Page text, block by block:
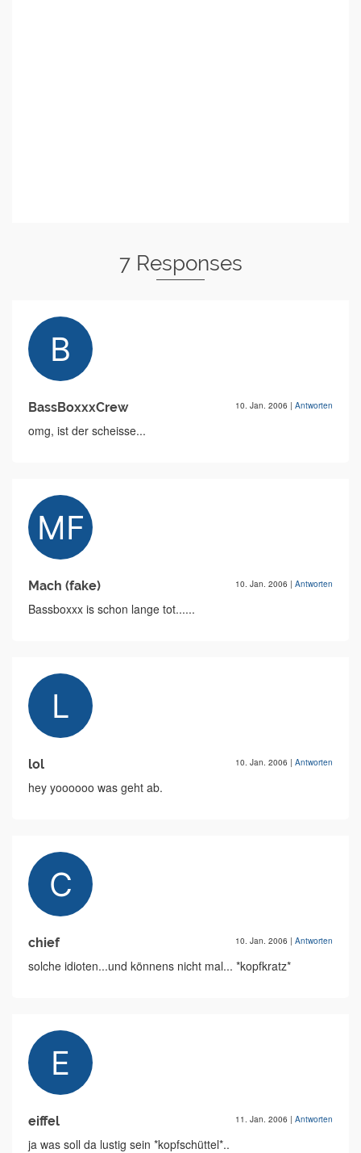
7 Responses
BassBoxxxCrew 10. Jan. 2006 | Antworten
omg, ist der scheisse...
Mach (fake) 10. Jan. 2006 | Antworten
Bassboxxx is schon lange tot......
lol 10. Jan. 2006 | Antworten
hey yoooooo was geht ab.
chief 10. Jan. 2006 | Antworten
solche idioten...und könnens nicht mal... *kopfkratz*
eiffel 11. Jan. 2006 | Antworten
ja was soll da lustig sein *kopfschüttel*..